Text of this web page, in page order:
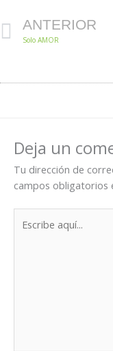
ANTERIOR
Solo AMOR
Deja un
Tu dirección de
campos obligatorios
aquí...